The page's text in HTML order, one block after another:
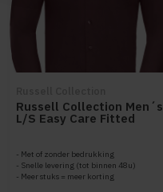
Russell Collection Men´s
L/S Easy Care Fitted
Met of zonder bedrukking
Snelle levering (tot binnen 48u)
Meer stuks = meer korting